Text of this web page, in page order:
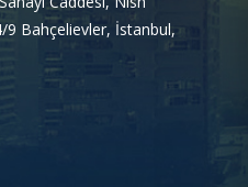
Bahçelievler, İstanbul,